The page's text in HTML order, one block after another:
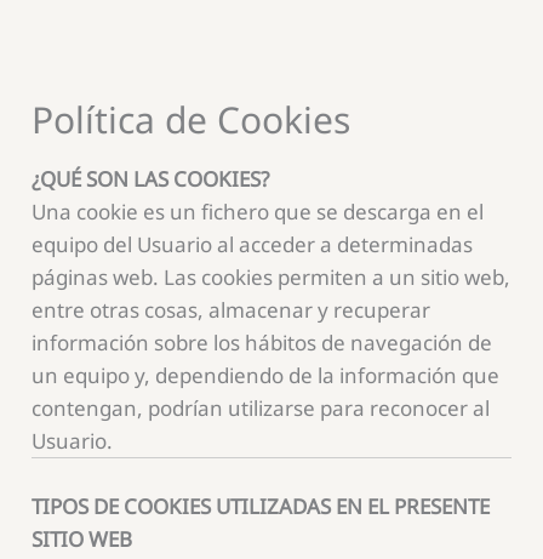
Política de Cookies
¿QUÉ SON LAS COOKIES?
Una cookie es un fichero que se descarga en el
equipo del Usuario al acceder a determinadas
páginas web. Las cookies permiten a un sitio web,
entre otras cosas, almacenar y recuperar
información sobre los hábitos de navegación de
un equipo y, dependiendo de la información que
contengan, podrían utilizarse para reconocer al
Usuario.
TIPOS DE COOKIES UTILIZADAS EN EL PRESENTE
SITIO WEB